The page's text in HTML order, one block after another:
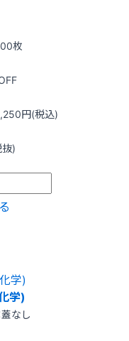
枚
円(税込)
)
学)
なし